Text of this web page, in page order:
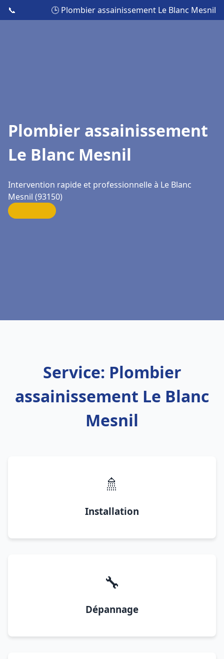
📞 🕒 Plombier assainissement Le Blanc Mesnil
Plombier assainissement
Le Blanc Mesnil
Intervention rapide et professionnelle à Le Blanc
Mesnil (93150)
Service: Plombier
assainissement Le Blanc
Mesnil
🚿
Installation
🔧
Dépannage